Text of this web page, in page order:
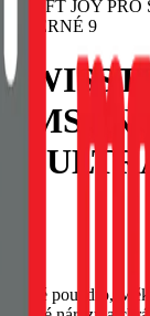
pouzdro,